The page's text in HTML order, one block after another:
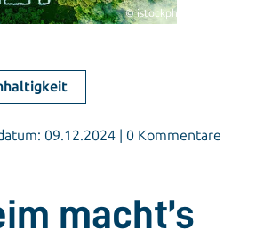
© istockphoto.com/Petmal
09.12.2024 | 0 Kommentare
macht’s